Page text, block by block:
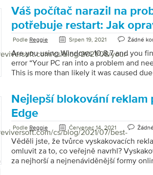
expectations from the top iOS app
many iOS apps are created to help users
dive in to find out about the most
Fluid Navigation Gestures We are
cs/blog/2021/08/your-
Váš počítač narazil na
potřebuje restart: Jak
Podle Reggie Srpen 19, 2021 Žádné
Are you using Windows 10,8,7 and you
error “Your PC ran into a problem and
This is more than likely it was caused
overheating, virus attack, or forceful
that you encounter the blue screen
into a problem is due to the above
we’ll focus on how best to solve the
solutions work […]cs/blog/2021/07/best-
Nejlepší blokování reklam
Edge
Podle Reggie Červenec 14, 2021
Věděli jste, že tvůrce vyskakovacích
omluvit za to, co veřejně navrhl?
za nejhorší a nejnenáviděnější formy